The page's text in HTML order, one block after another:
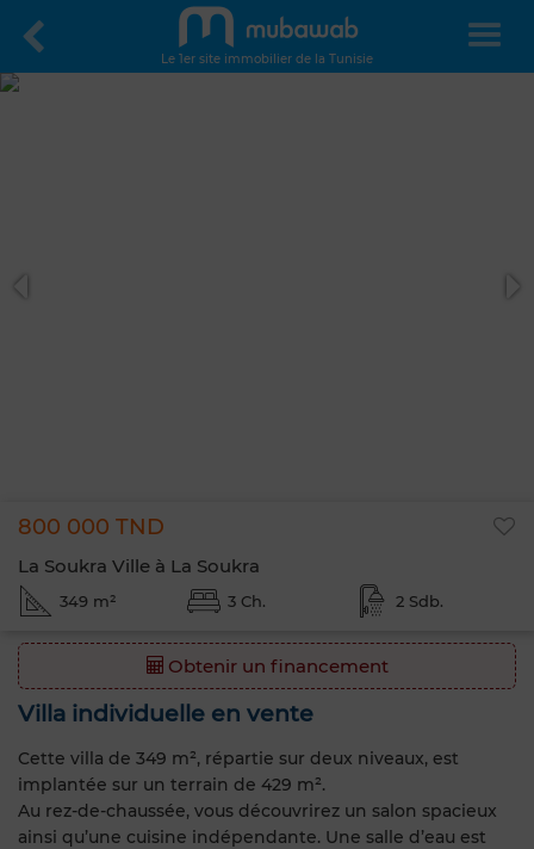
Le 1er site immobilier de la Tunisie
800 000 TND
La Soukra Ville à La Soukra
349 m² 3 Ch. 2 Sdb.
Obtenir un financement
Villa individuelle en vente
Cette villa de 349 m², répartie sur deux niveaux, est
implantée sur un terrain de 429 m².
Au rez-de-chaussée, vous découvrirez un salon spacieux
ainsi qu’une cuisine indépendante. Une salle d’eau est